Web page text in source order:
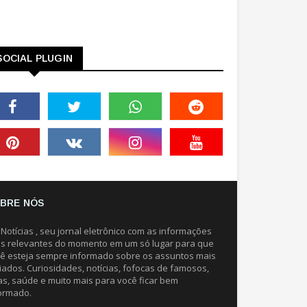
PLUGIN
NÓS
Notícias , seu jornal eletrônico com as informações
relevantes do momento em um só lugar para que
esteja sempre informado sobre os assuntos mais
Curiosidades, notícias, fofocas de famosos,
saúde e muito mais para você ficar bem